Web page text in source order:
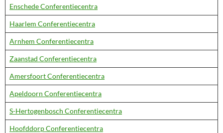
Enschede Conferentiecentra
Haarlem Conferentiecentra
Arnhem Conferentiecentra
Zaanstad Conferentiecentra
Amersfoort Conferentiecentra
Apeldoorn Conferentiecentra
S-Hertogenbosch Conferentiecentra
Hoofddorp Conferentiecentra